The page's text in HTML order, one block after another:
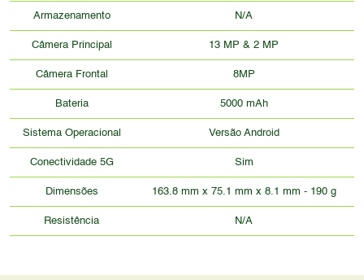
Armazenamento N/A
Câmera Principal 13 MP & 2 MP
Câmera Frontal 8MP
Bateria 5000 mAh
Sistema Operacional Versão Android
Conectividade 5G Sim
Dimensões 163.8 mm x 75.1 mm x 8.1 mm - 190 g
Resistência N/A